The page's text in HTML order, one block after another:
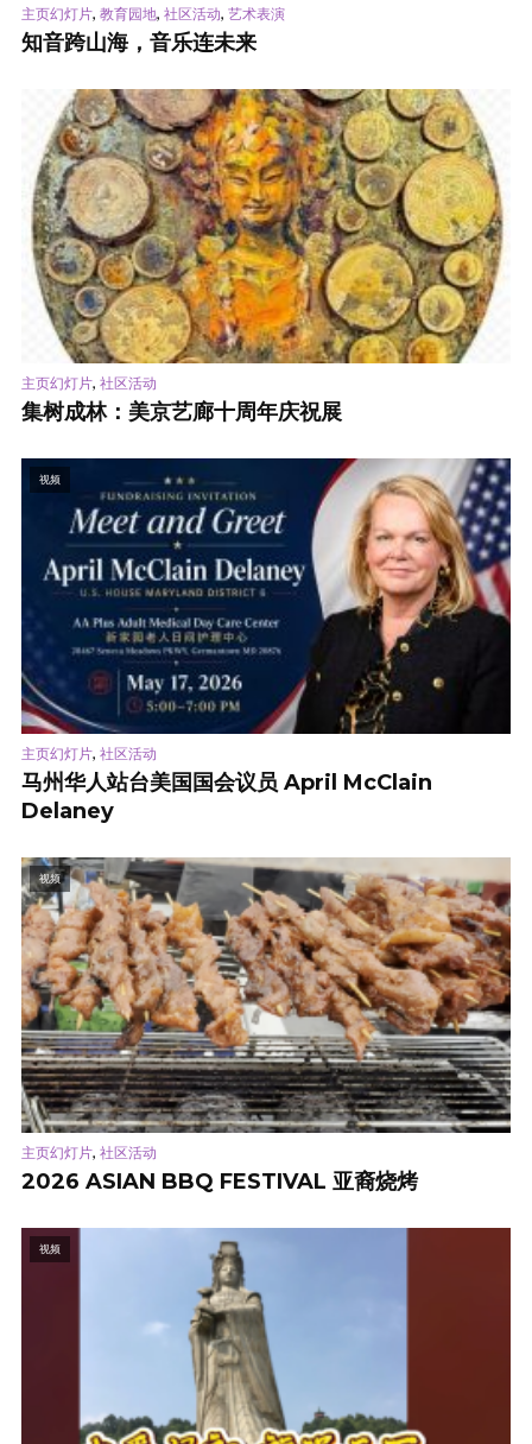
主页幻灯片, 教育园地, 社区活动, 艺术表演
知音跨山海，音乐连未来
主页幻灯片, 社区活动
集树成林：美京艺廊十周年庆祝展
视频
主页幻灯片, 社区活动
马州华人站台美国国会议员 April McClain
Delaney
视频
主页幻灯片, 社区活动
2026 ASIAN BBQ FESTIVAL 亚裔烧烤
视频